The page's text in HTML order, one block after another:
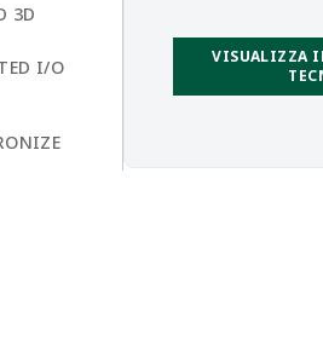
3D
I/O
VISUALIZZA